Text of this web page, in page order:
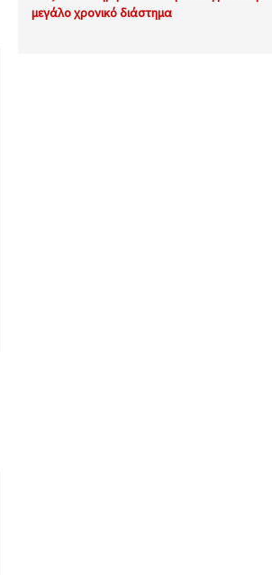
μεγάλο χρονικό διάστημα